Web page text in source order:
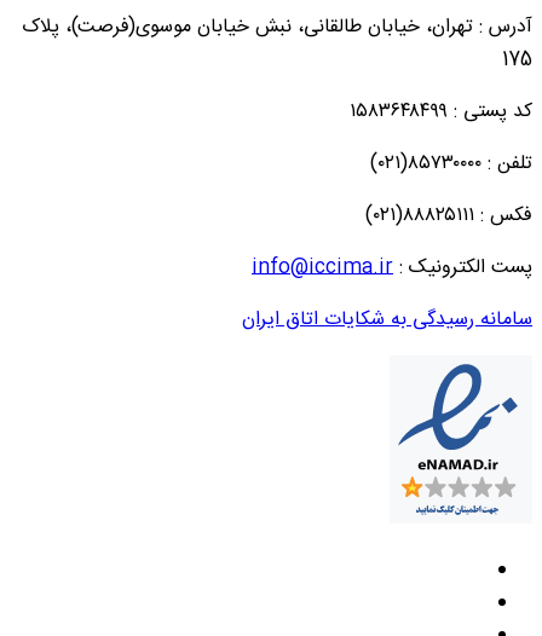
آدرس : تهران، خیابان طالقانی، نبش خیابان موسوی(فرصت)، پلاک
175
کد پستی : ۱۵۸۳۶۴۸۴۹۹
تلفن : ۸۵۷۳۰۰۰۰(۰۲۱)
فکس : ۸۸۸۲۵۱۱۱(۰۲۱)
پست الکترونیک :info@iccima.ir
سامانه رسیدگی به شکایات اتاق ایران